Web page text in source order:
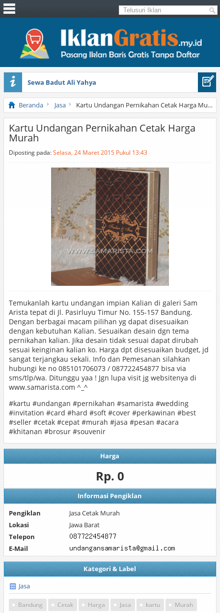
Sewa Badut Ali Yahya
Honda Brio 1.3 E AT CBU 2012 Putih
Beranda Jasa Kartu Undangan Pernikahan Cetak Harga Murah
Kartu Undangan Pernikahan Cetak Harga
Murah
Diposting pada:Selasa, 24 Maret 2015 Pukul 13:43
Temukanlah kartu undangan impian Kalian di galeri Sam
Arista tepat di Jl. Pasirluyu Timur No. 155-157 Bandung.
Dengan berbagai macam pilihan yg dapat disesuaikan
dengan kebutuhan Kalian. Sesuaikan desain dgn tema
pernikahan kalian. Jika desain tidak sesuai dapat dirubah
sesuai keinginan kalian ko. Harga dpt disesuaikan budget, jd
sangat terjangkau sekali. Info dan Pemesanan silahkan
hubungi ke no 085101706073 / 087722454877 bisa via
sms/tlp/wa. Ditunggu yaa ! Jgn lupa visit jg websitenya di
www.samarista.com ^_^
#kartu #undangan #pernikahan #samarista #wedding
#invitation #card #hard #soft #cover #perkawinan #best
#seller #cetak #cepat #murah #jasa #pesan #acara
#khitanan #brosur #souvenir
Harga
Rp. 0
Informasi Pengiklan
Pengiklan
Jasa Cetak Murah
Lokasi
Jawa Barat
Telepon
E-Mail
Kategori & Label
Jasa
Bandung Cetak Harga Jasa kartu
Murah